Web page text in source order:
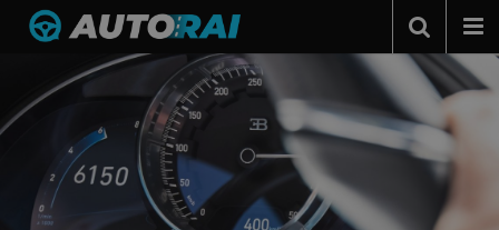
Autonieuws
Autotests
Automerken